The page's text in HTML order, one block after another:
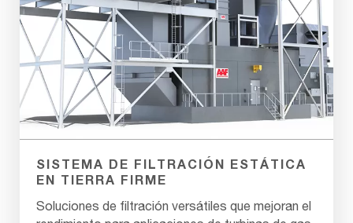
SISTEMA DE FILTRACIÓN ESTÁTICA
EN TIERRA FIRME
Soluciones de filtración versátiles que mejoran el